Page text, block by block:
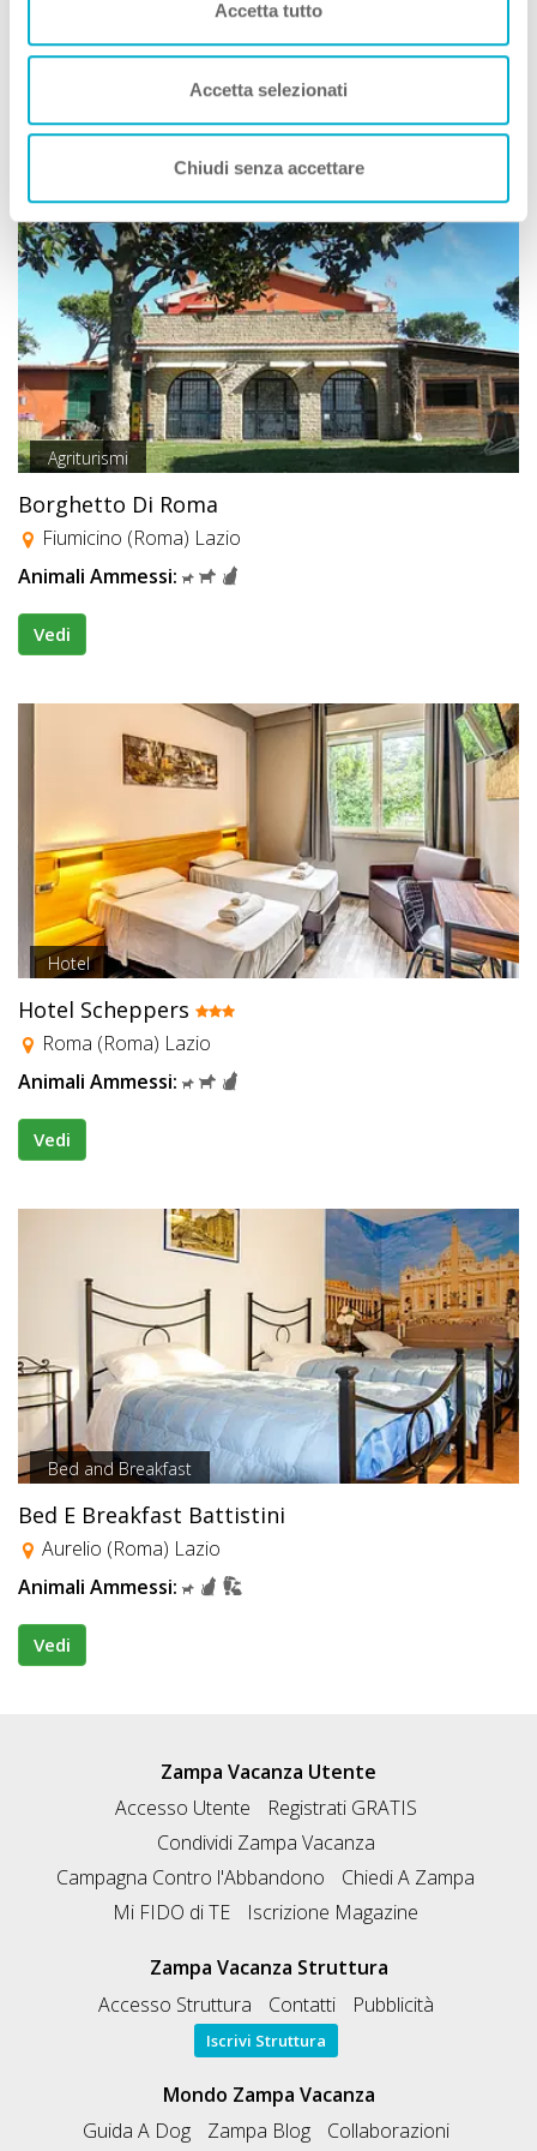
Accetta tutto
Accetta selezionati
Chiudi senza accettare
Servizi Speciali A DOG:
Vedi
Agriturismi
Borghetto Di Roma
Fiumicino (Roma) Lazio
Animali Ammessi:
Vedi
Hotel
Hotel Scheppers
Roma (Roma) Lazio
Animali Ammessi:
Vedi
Bed and Breakfast
Bed E Breakfast Battistini
Aurelio (Roma) Lazio
Animali Ammessi:
Vedi
Zampa Vacanza Utente
Accesso Utente
Registrati GRATIS
Condividi Zampa Vacanza
Campagna Contro l'Abbandono
Chiedi A Zampa
Mi FIDO di TE
Iscrizione Magazine
Zampa Vacanza Struttura
Accesso Struttura
Contatti Pubblicità
Iscrivi Struttura
Mondo Zampa Vacanza
Guida A Dog
Zampa Blog Collaborazioni